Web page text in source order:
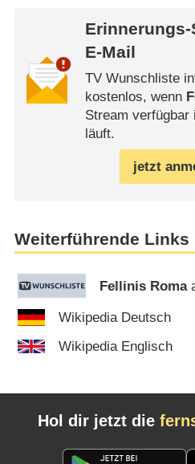
E-Mail
TV Wunschliste
kostenlos, wenn
Stream verfügbar
läuft.
jetzt
Weiterführende Links
Fellinis Roma
Wikipedia Deutsch
Wikipedia Englisch
Hol dir jetzt die